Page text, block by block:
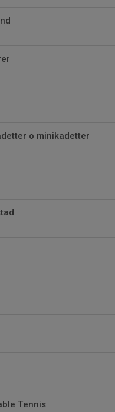
o minikadetter
Tennis